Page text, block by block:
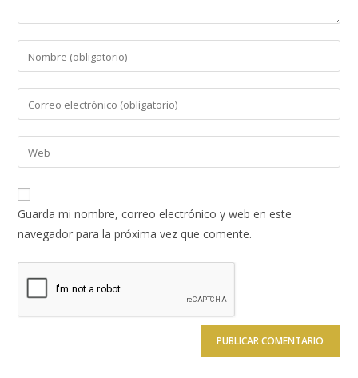
Introduce
tu
nombre
de
usuario
para
comentar
tu
dirección
de
electrónico
para
comentar
Introduce
la
URL
de
(opcional)
Guarda mi nombre, correo electrónico y web en este
navegador para la próxima vez que comente.